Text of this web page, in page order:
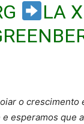
LA
o crescimento
esperamos que